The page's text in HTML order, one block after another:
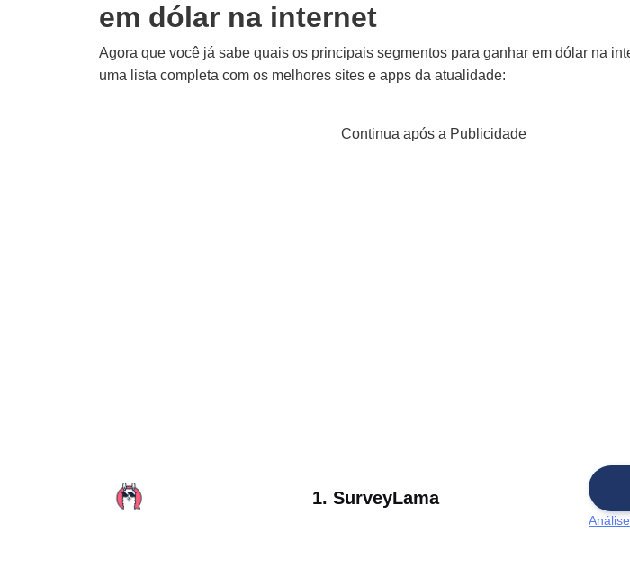
em dólar na internet
Agora que você já sabe quais os principais segmentos para ganhar em dólar na
uma lista completa com os melhores sites e apps da atualidade:
Continua após a Publicidade
1. SurveyLama